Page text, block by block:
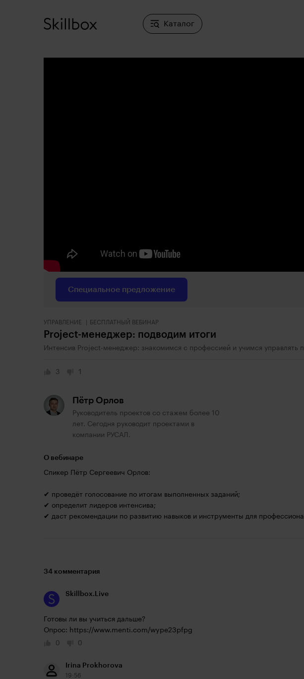
Каталог
Специальное предложение
УПРАВЛЕНИЕ БЕСПЛАТНЫЙ ВЕБИНАР
Project-менеджер: подводим итоги
Интенсив Project-менеджер: знакомимся с профессией и учимся управлять
3 1
Пётр Орлов
Руководитель проектов со стажем более 10
лет. Сегодня руководит проектами в
компании РУСАЛ.
О вебинаре
Спикер Пётр Сергеевич Орлов:
✔ проведёт голосование по итогам выполненных заданий;
✔ определит лидеров интенсива;
✔ даст рекомендации по развитию навыков и инструменты для
34 комментария
Skillbox.Live
Готовы ли вы учиться дальше?
Опрос: https://www.menti.com/wype23pfpg
0
0
Irina Prokhorova
19:56